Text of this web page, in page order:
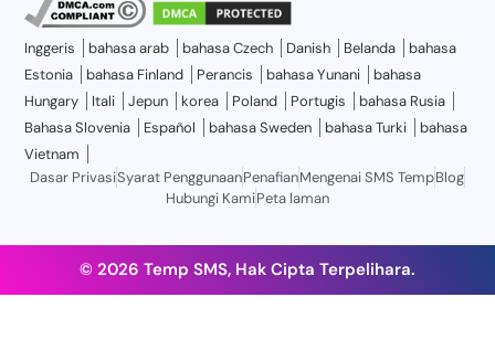
Inggeris bahasa arab bahasa Czech Danish Belanda
bahasa
Estonia
bahasa Finland Perancis bahasa Yunani
bahasa
Hungary
Itali Jepun korea Poland Portugis
bahasa Rusia
Bahasa Slovenia
Español bahasa Sweden bahasa Turki
bahasa
Vietnam
Dasar PrivasiSyarat PenggunaanPenafianMengenai SMS TempBlog
Hubungi KamiPeta laman
© 2026 Temp SMS, Hak Cipta Terpelihara.